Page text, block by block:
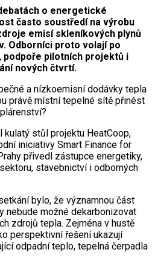
o energetické
často soustředí na výrobu
emisí skleníkových plynů
Odborníci proto volají po
podpoře pilotních projektů i
nových čtvrtí.
a nízkoemisní dodávky tepla
právě místní tepelné sítě přinést
kulatý stůl projektu HeatCoop,
iniciativy Smart Finance for
přivedl zástupce energetiky,
stavebnictví i odborných
bylo, že významnou část
nebude možné dekarbonizovat
zdrojů tepla. Zejména v hustě
perspektivní řešení ukazují
odpadní teplo, tepelná čerpadla